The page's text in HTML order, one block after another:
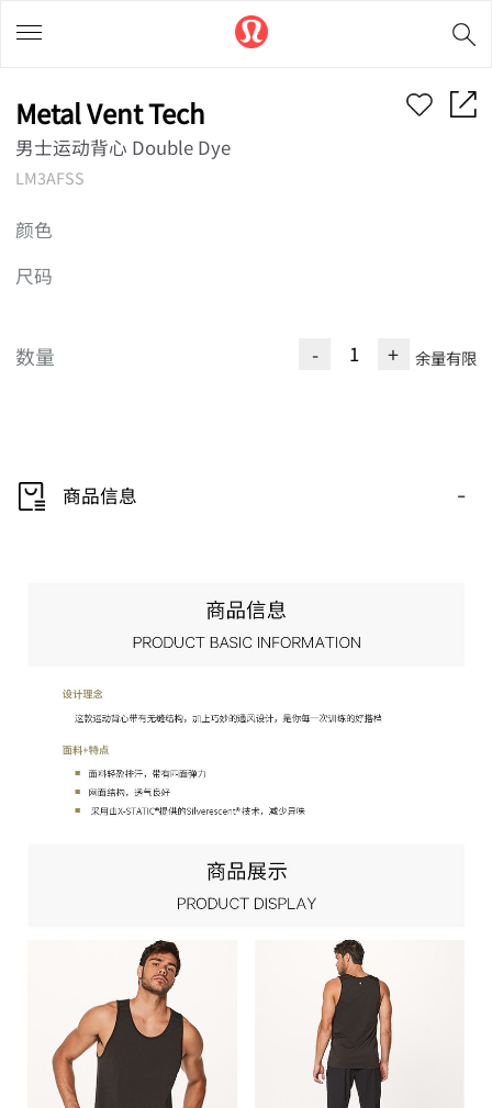
Metal Vent Tech
男士运动背心 Double Dye
LM3AFSS
颜色
尺码
数量 - + 余量有限
商品信息 -